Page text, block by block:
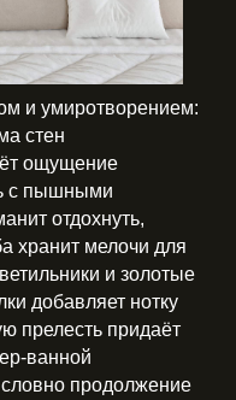
и умиротворением:
стен
ощущение
с пышными
отдохнуть,
хранит мелочи для
и золотые
добавляет нотку
прелесть придаёт
ванной
продолжение